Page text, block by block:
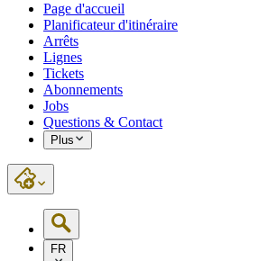
Page d'accueil
Planificateur d'itinéraire
Arrêts
Lignes
Tickets
Abonnements
Jobs
Questions & Contact
Plus
FR